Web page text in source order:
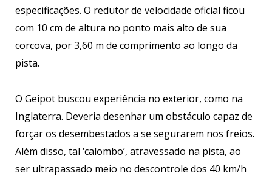
especificações. O redutor de velocidade oficial ficou
com 10 cm de altura no ponto mais alto de sua
corcova, por 3,60 m de comprimento ao longo da
pista.
O Geipot buscou experiência no exterior, como na
Inglaterra. Deveria desenhar um obstáculo capaz de
forçar os desembestados a se segurarem nos freios.
Além disso, tal ‘calombo’, atravessado na pista, ao
ser ultrapassado meio no descontrole dos 40 km/h